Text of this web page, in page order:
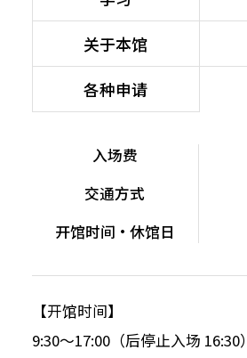
关于本馆
各种申请
入场费
交通方式
开馆时间・休馆日
【开馆时间】
9:30～17:00（后停止入场